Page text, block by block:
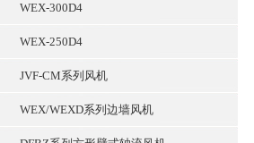
WEX-300D4
WEX-250D4
JVF-CM系列风机
WEX/WEXD系列边墙风机